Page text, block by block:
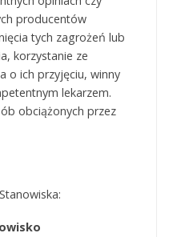
producentów
tych zagrożeń lub
korzystanie ze
o ich przyjęciu, winny
lekarzem.
obciążonych przez